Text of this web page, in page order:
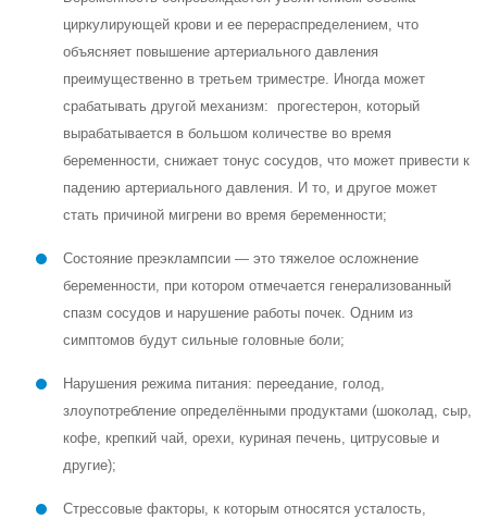
циркулирующей крови и ее перераспределением, что
объясняет повышение артериального давления
преимущественно в третьем триместре. Иногда может
срабатывать другой механизм: прогестерон, который
вырабатывается в большом количестве во время
беременности, снижает тонус сосудов, что может привести к
падению артериального давления. И то, и другое может
стать причиной мигрени во время беременности;
Состояние преэклампсии — это тяжелое осложнение
беременности, при котором отмечается генерализованный
спазм сосудов и нарушение работы почек. Одним из
симптомов будут сильные головные боли;
Нарушения режима питания: переедание, голод,
злоупотребление определёнными продуктами (шоколад, сыр,
кофе, крепкий чай, орехи, куриная печень, цитрусовые и
другие);
Стрессовые факторы, к которым относятся усталость,